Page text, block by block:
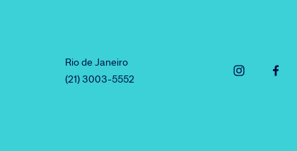
Rio de Janeiro
(21) 3003-5552